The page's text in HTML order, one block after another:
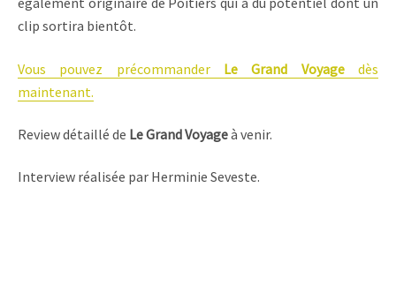
clip sortira bientôt.
Vous pouvez précommander Le Grand Voyage dès
maintenant.
Review détaillé de Le Grand Voyageà venir.
Interview réalisée par Herminie Seveste.